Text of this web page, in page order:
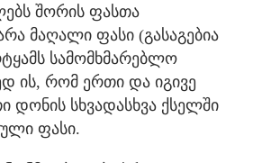
შორის ფასთა
მაღალი ფასი (გასაგებია
სამომხმარებლო
ის, რომ ერთი და იგივე
დონის სხვადასხვა ქსელში
ფასი.